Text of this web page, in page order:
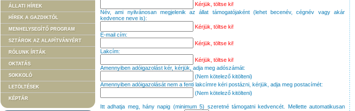
ÁLLATI HÍREK
HÍREK A GAZDIKTÓL
MENHELYSEGÍTŐ PROGRAM
SZTÁROK AZ ALAPÍTVÁNYÉRT
RÓLUNK ÍRTÁK
OKTATÁS
SOKKOLÓ
LETÖLTÉSEK
KÉPTÁR
Kérjük, töltse ki!
Név, ami nyilvánosan megjelenik az állat támogatójaként (lehet becenév, cégnév vagy akár
kedvence neve is):
Kérjük, töltse ki!
E-mail cím:
Kérjük, töltse ki!
Lakcím:
Kérjük, töltse ki!
Amennyiben adóigazolást kér, kérjük, adja meg adószámát:
(Nem kötelező kitölteni)
Amennyiben adóigazolását nem a fenti lakcímre kéri postázni, kérjük, adja meg postacímét:
(Nem kötelező kitölteni)
Itt adhatja meg, hány napig (minimum 5) szeretné támogatni kedvencét. Mellette automatikusan